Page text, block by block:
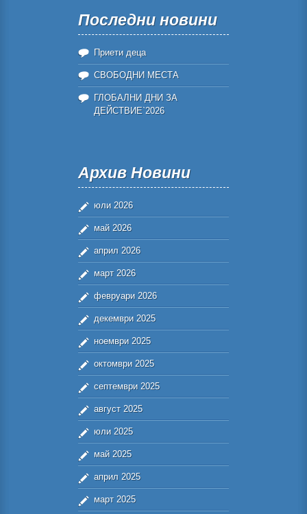
Последни новини
Приети деца
СВОБОДНИ МЕСТА
ГЛОБАЛНИ ДНИ ЗА
ДЕЙСТВИЕ`2026
Архив Новини
юли 2026
май 2026
април 2026
март 2026
февруари 2026
декември 2025
ноември 2025
октомври 2025
септември 2025
август 2025
юли 2025
май 2025
април 2025
март 2025